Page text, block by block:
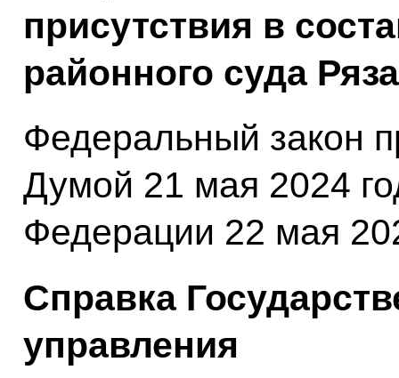
присутствия в
районного суда
Федеральный закон
Думой 21 мая 2024
Федерации 22 мая
Справка
управления